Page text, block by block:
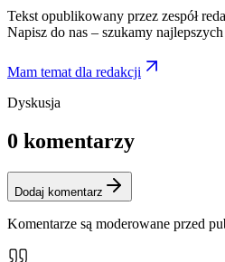
Tekst opublikowany przez zespół
Napisz do nas – szukamy
Mam temat dla redakcji
Dyskusja
0 komentarzy
Dodaj komentarz
Komentarze są moderowane przed